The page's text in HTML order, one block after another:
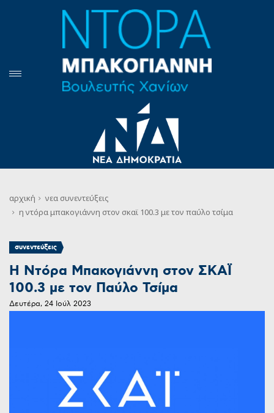
αρχική νεα συνεντεύξεις
η ντόρα μπακογιάννη στον σκαϊ 100.3 με τον παύλο τσίμα
συνεντεύξεις
Η Ντόρα Μπακογιάννη στον ΣΚΑΪ
100.3 με τον Παύλο Τσίμα
Δευτέρα, 24 Ιούλ 2023